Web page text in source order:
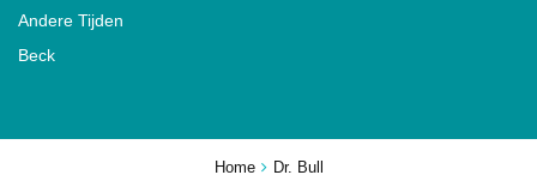
Home Dr. Bull
Andere Tijden
Beck